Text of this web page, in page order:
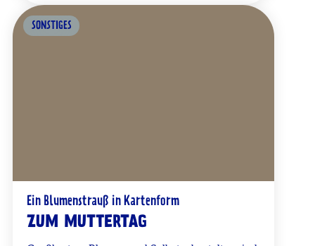
SONSTIGES
Ein Blumenstrauß in Kartenform
ZUM MUTTERTAG